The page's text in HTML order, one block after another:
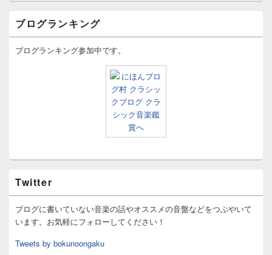
ブログランキング
ブログランキング参加中です。
Twitter
ブログに書いていない音楽の話やオススメの音盤などをつぶやいて
います。お気軽にフォローしてください！
Tweets by bokunoongaku